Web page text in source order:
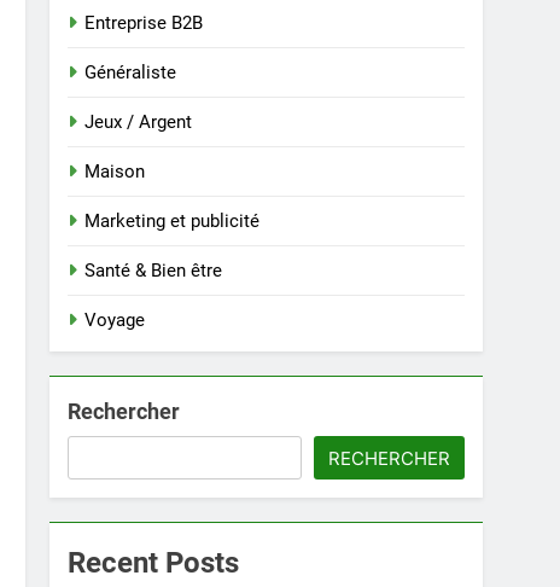
Entreprise B2B
Généraliste
Jeux / Argent
Maison
Marketing et publicité
Santé & Bien être
Voyage
Rechercher
RECHERCHER
Recent Posts